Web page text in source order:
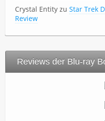
Crystal Entity zu Star Trek
Review
Reviews der Blu-ray